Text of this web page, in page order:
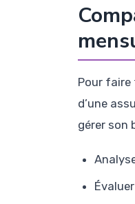
Pour faire
d’une
gérer son